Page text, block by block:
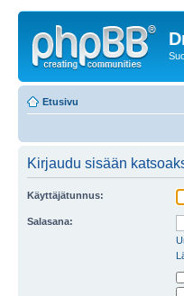
Etusivu
Kirjaudu sisään
Käyttäjätunnus:
Salasana: